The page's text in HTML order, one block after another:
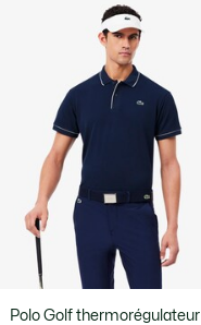
Polo Golf thermorégulateur